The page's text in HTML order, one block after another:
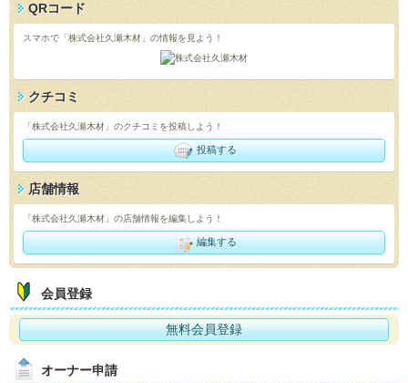
QRコード
スマホで「株式会社久瀬木材」の情報を見よう！
クチコミ
「株式会社久瀬木材」のクチコミを投稿しよう！
投稿する
店舗情報
「株式会社久瀬木材」の店舗情報を編集しよう！
編集する
会員登録
無料会員登録
オーナー申請